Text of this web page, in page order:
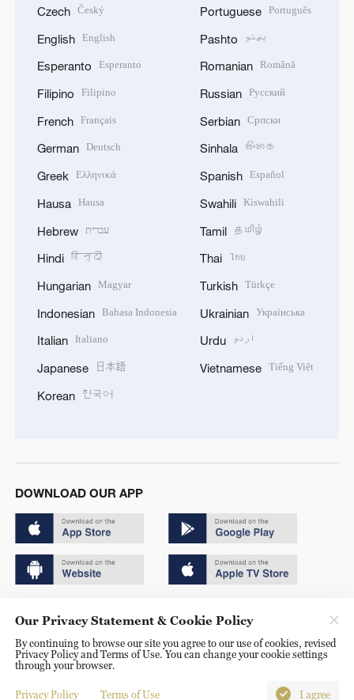
Czech Český
English English
Esperanto Esperanto
Filipino Filipino
French Français
German Deutsch
Greek Ελληνικά
Hausa Hausa
Hebrew עברית
Hindi हिन्दी
Hungarian Magyar
Indonesian Bahasa Indonesia
Italian Italiano
Japanese 日本語
Korean 한국어
Portuguese Português
Pashto پښتو
Romanian Română
Russian Русский
Serbian Српски
Sinhala සිංහල
Spanish Español
Swahili Kiswahili
Tamil தமிழ்
Thai ไทย
Turkish Türkçe
Ukrainian Українська
Urdu اردو
Vietnamese Tiếng Việt
DOWNLOAD OUR APP
京ICP备20000184号
京公网安备 11010502050052号
Disinformation report hotline: 010-85061466
Our Privacy Statement & Cookie Policy
By continuing to browse our site you agree to our use of cookies, revised
Privacy Policy and Terms of Use. You can change your cookie settings
through your browser.
Privacy Policy Terms of Use I agree